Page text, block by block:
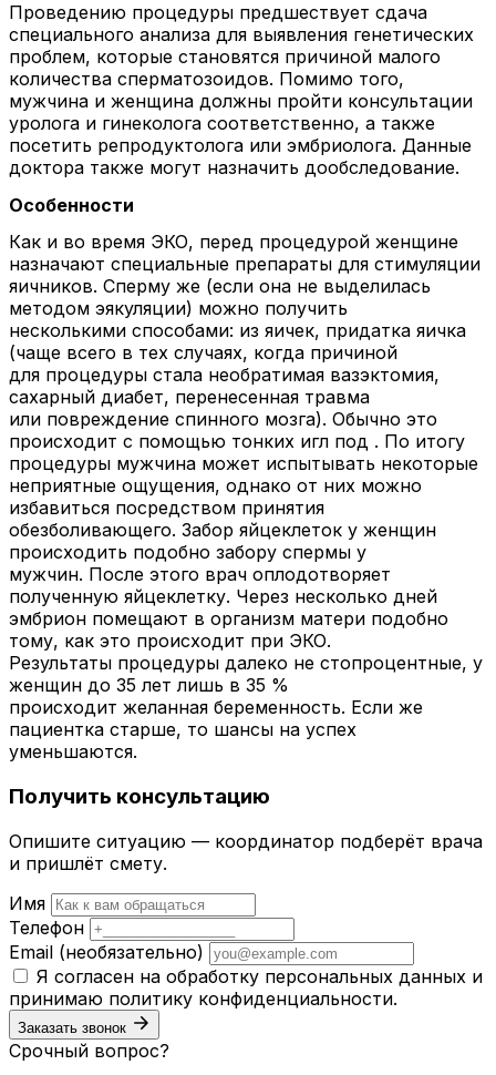
Проведению процедуры предшествует сдача
специального анализа для выявления генетических
проблем, которые становятся причиной малого
количества сперматозоидов. Помимо того,
мужчина и женщина должны пройти консультации
уролога и гинеколога соответственно, а также
посетить репродуктолога или эмбриолога. Данные
доктора также могут назначить дообследование.
Особенности
Как и во время ЭКО, перед процедурой женщине
назначают специальные препараты для стимуляции
яичников. Сперму же (если она не выделилась
методом эякуляции) можно получить
несколькими способами: из яичек, придатка яичка
(чаще всего в тех случаях, когда причиной
для процедуры стала необратимая вазэктомия,
сахарный диабет, перенесенная травма
или повреждение спинного мозга). Обычно это
происходит с помощью тонких игл под . По итогу
процедуры мужчина может испытывать некоторые
неприятные ощущения, однако от них можно
избавиться посредством принятия
обезболивающего. Забор яйцеклеток у женщин
происходить подобно забору спермы у
мужчин. После этого врач оплодотворяет
полученную яйцеклетку. Через несколько дней
эмбрион помещают в организм матери подобно
тому, как это происходит при ЭКО.
Результаты процедуры далеко не стопроцентные, у
женщин до 35 лет лишь в 35 %
происходит желанная беременность. Если же
пациентка старше, то шансы на успех
уменьшаются.
Получить консультацию
Опишите ситуацию — координатор подберёт врача
и пришлёт смету.
Имя
Телефон
Email (необязательно)
Я согласен на обработку персональных данных и
принимаю политику конфиденциальности.
Заказать звонок
Срочный вопрос?